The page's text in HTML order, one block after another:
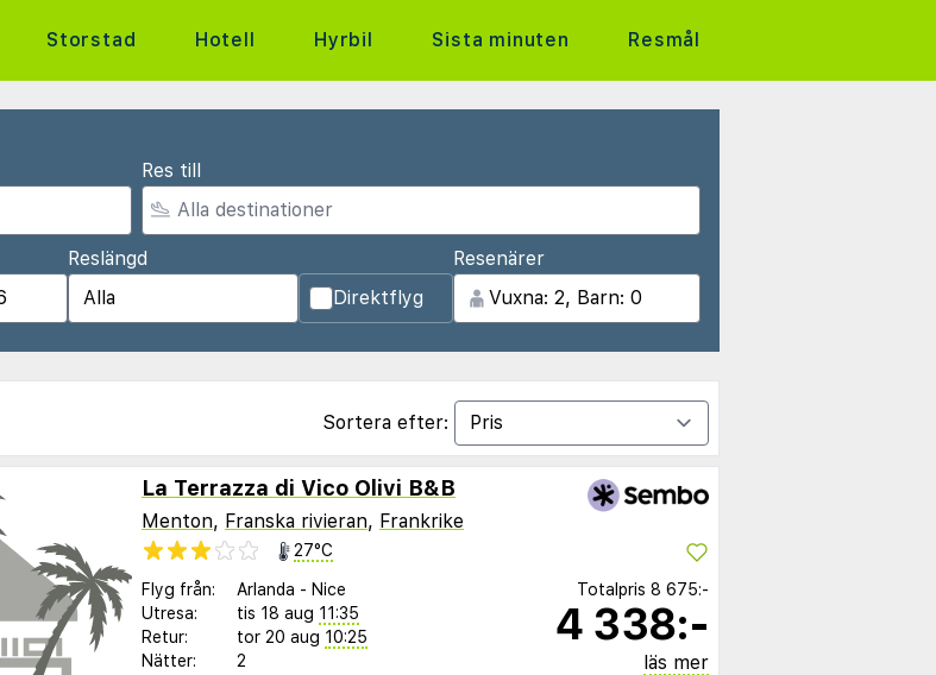
Storstad Hotell Hyrbil Sista minuten Resmål
Res till
Reslängd
Direktflyg
Resenärer
Sortera efter:
La Terrazza di Vico Olivi B&B
Menton, Franska rivieran, Frankrike
27°C
Flyg från: Arlanda - Nice
Utresa:
tis 18 aug 11:35
Retur:
tor 20 aug 10:25
Nätter:
2
Totalpris 8 675:-
4 338:-
läs mer